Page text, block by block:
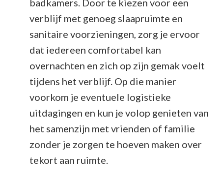
badkamers. Door te kiezen voor een
verblijf met genoeg slaapruimte en
sanitaire voorzieningen, zorg je ervoor
dat iedereen comfortabel kan
overnachten en zich op zijn gemak voelt
tijdens het verblijf. Op die manier
voorkom je eventuele logistieke
uitdagingen en kun je volop genieten van
het samenzijn met vrienden of familie
zonder je zorgen te hoeven maken over
tekort aan ruimte.